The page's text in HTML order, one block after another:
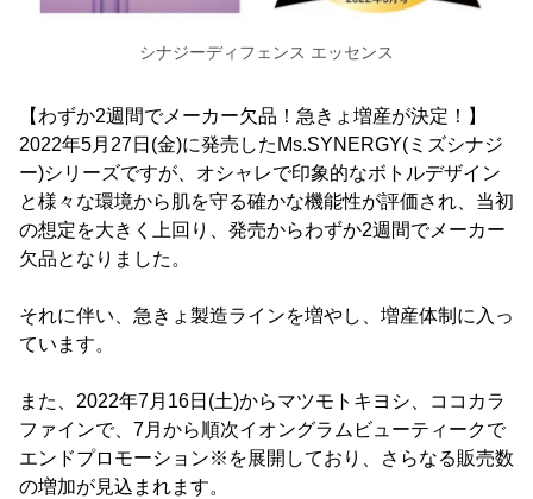
シナジーディフェンス エッセンス
【わずか2週間でメーカー欠品！急きょ増産が決定！】
2022年5月27日(金)に発売したMs.SYNERGY(ミズシナジ
ー)シリーズですが、オシャレで印象的なボトルデザイン
と様々な環境から肌を守る確かな機能性が評価され、当初
の想定を大きく上回り、発売からわずか2週間でメーカー
欠品となりました。
それに伴い、急きょ製造ラインを増やし、増産体制に入っ
ています。
また、2022年7月16日(土)からマツモトキヨシ、ココカラ
ファインで、7月から順次イオングラムビューティークで
エンドプロモーション※を展開しており、さらなる販売数
の増加が見込まれます。